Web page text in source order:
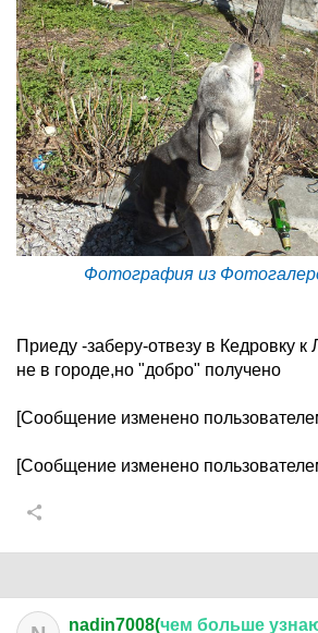
Фотография из
Приеду -заберу-отвезу в Кедровку к
не в городе,но "добро" получено
[Сообщение изменено
[Сообщение изменено
nadin7008(чем больше